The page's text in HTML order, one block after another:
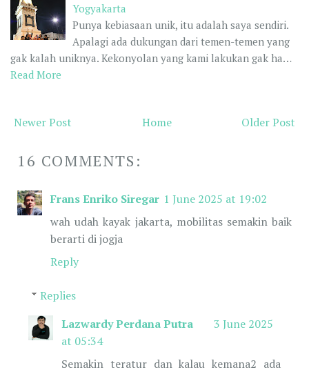
Yogyakarta
Punya kebiasaan unik, itu adalah saya sendiri.
Apalagi ada dukungan dari temen-temen yang
gak kalah uniknya. Kekonyolan yang kami lakukan gak ha…
Read More
Newer Post Older Post
Home
16 COMMENTS:
Frans Enriko Siregar 1 June 2025 at 19:02
wah udah kayak jakarta, mobilitas semakin baik
berarti di jogja
Reply
Replies
Lazwardy Perdana Putra
3 June 2025
at 05:34
Semakin teratur dan kalau kemana2 ada